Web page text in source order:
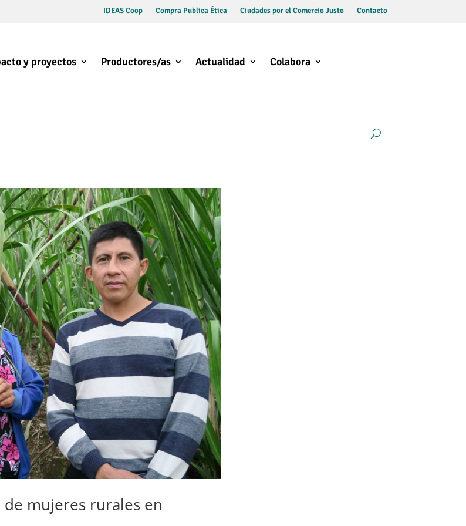
IDEAS Coop Compra Publica Ética Ciudades por el Comercio Justo Contacto
y proyectos Productores/as Actualidad Colabora
mujeres rurales en